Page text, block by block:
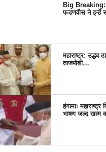
Big Breaking:
फडणवीस ने इन्हें
महाराष्ट्र: उद्धव
ताजपोशी…
हंगामाः
भाषण जल्द